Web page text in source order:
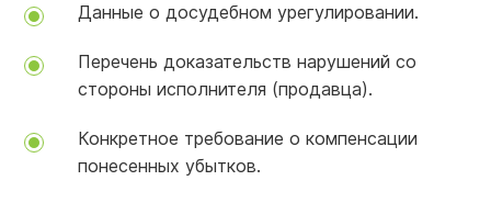
Данные о досудебном урегулировании.
Перечень доказательств нарушений со
стороны исполнителя (продавца).
Конкретное требование о компенсации
понесенных убытков.